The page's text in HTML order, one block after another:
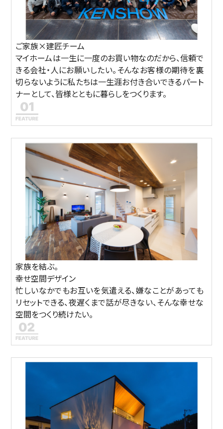
ご家族×建匠チーム
マイホームは一生に一度のお買い物なのだから、信頼で
きる会社・人にお願いしたい。そんなお客様の期待を裏
切らないように私たちは一生涯お付き合いできるパート
ナーとして、皆様とともに暮らしをつくります。
家族を結ぶ。
幸せ空間デザイン
忙しいなかでもお互いを気遣える、嫌なことがあっても
リセットできる、夜遅くまで話が尽きない、そんな幸せな
空間をつくり続けたい。